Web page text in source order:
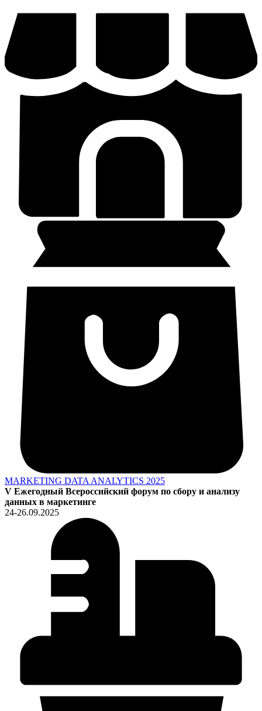
MARKETING DATA ANALYTICS 2025
V Ежегодный Всероссийский форум по сбору и анализу
данных в маркетинге
24-26.09.2025